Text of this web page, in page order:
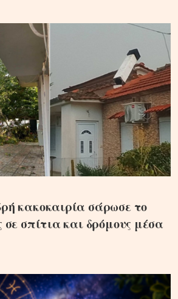
κακοκαιρία σάρωσε το
σπίτια και δρόμους μέσα